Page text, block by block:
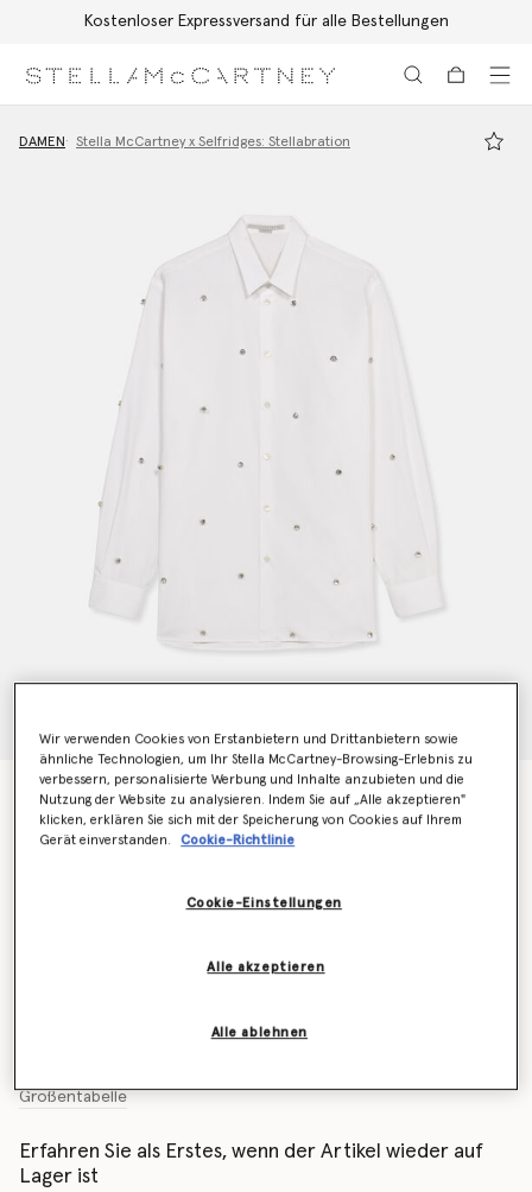
Kostenloser Expressversand für alle Bestellungen
DAMEN Stella McCartney x Selfridges: Stellabration
Boyfriend-Hemd Star
€690.00
Größentabelle
Erfahren Sie als Erstes, wenn der Artikel wieder auf
Lager ist
Wir verwenden Cookies von Erstanbietern und Drittanbietern sowie
ähnliche Technologien, um Ihr Stella McCartney-Browsing-Erlebnis zu
verbessern, personalisierte Werbung und Inhalte anzubieten und die
Nutzung der Website zu analysieren. Indem Sie auf „Alle akzeptieren"
klicken, erklären Sie sich mit der Speicherung von Cookies auf Ihrem
Gerät einverstanden.
Cookie-Richtlinie
Cookie-Einstellungen
Alle ablehnen
Alle akzeptieren